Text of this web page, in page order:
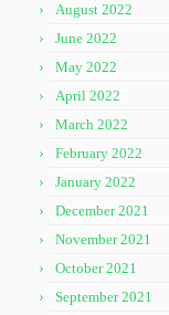
August 2022
June 2022
May 2022
April 2022
March 2022
February 2022
January 2022
December 2021
November 2021
October 2021
September 2021